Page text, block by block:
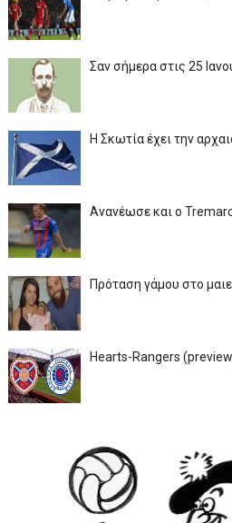
Σαν σήμερα στις 25
Η Σκωτία έχει την
Ανανέωσε και ο
Πρόταση γάμου στο
Hearts-Rangers